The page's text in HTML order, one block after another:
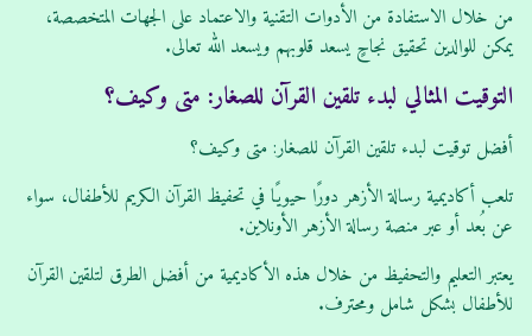
من خلال الاستفادة من الأدوات التقنية والاعتماد على الجهات المتخصصة،
يمكن للوالدين تحقيق نجاحٍ يسعد قلوبهم ويسعد الله تعالى.
التوقيت المثالي لبدء تلقين القرآن للصغار: متى وكيف؟
أفضل توقيت لبدء تلقين القرآن للصغار: متى وكيف؟
تلعب أكاديمية رسالة الأزهر دورًا حيويًا في تحفيظ القرآن الكريم للأطفال، سواء
عن بُعد أو عبر منصة رسالة الأزهر الأونلاين.
يعتبر التعليم والتحفيظ من خلال هذه الأكاديمية من أفضل الطرق لتلقين القرآن
للأطفال بشكل شامل ومحترف.